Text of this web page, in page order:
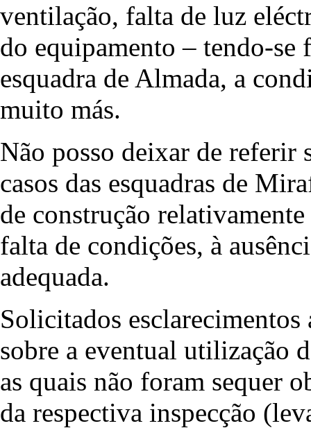
ventilação, falta de luz
do equipamento – tendo-se
esquadra de Almada, a
muito más.
Não posso deixar de referir
casos das esquadras de
de construção
falta de condições, à
adequada.
Solicitados esclarecimentos
sobre a eventual utilização
as quais não foram sequer
da respectiva inspecção